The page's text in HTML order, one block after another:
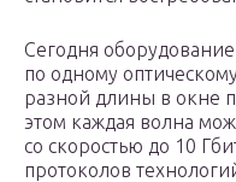
Сегодня
по одному
разной длины в окне
этом каждая волна
со скоростью до 10
протоколов